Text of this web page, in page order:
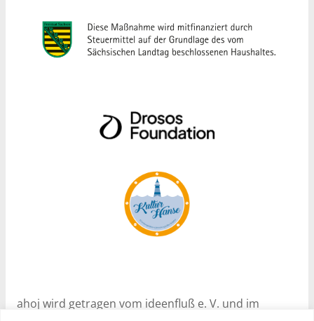
ahoj wird getragen vom ideenfluß e. V. und im